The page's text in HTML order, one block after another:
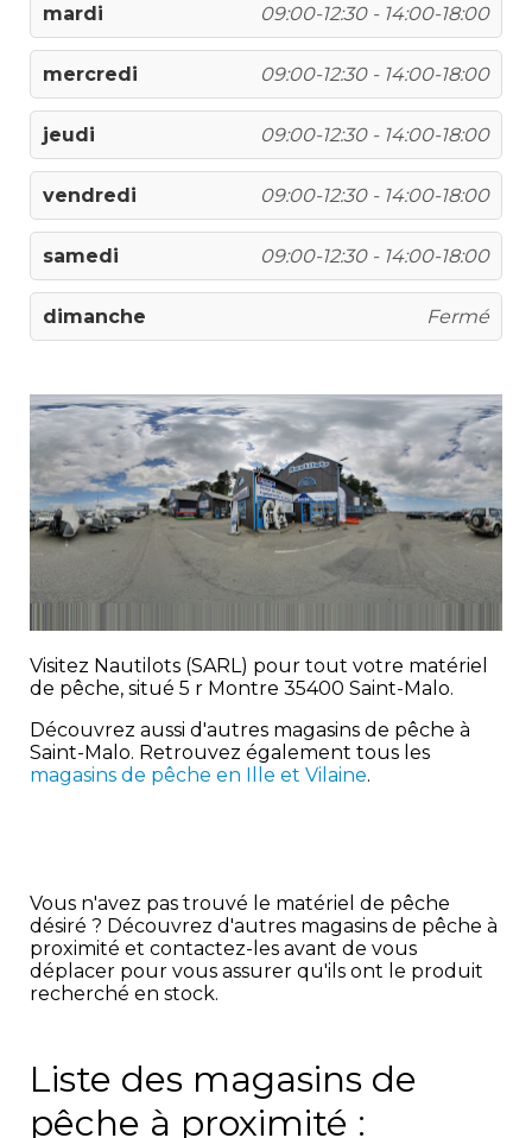
mardi 09:00-12:30 - 14:00-18:00
mercredi 09:00-12:30 - 14:00-18:00
jeudi 09:00-12:30 - 14:00-18:00
vendredi 09:00-12:30 - 14:00-18:00
samedi 09:00-12:30 - 14:00-18:00
dimanche Fermé
Visitez Nautilots (SARL) pour tout votre matériel
de pêche, situé 5 r Montre 35400 Saint-Malo.
Découvrez aussi d'autres magasins de pêche à
Saint-Malo. Retrouvez également tous les
magasins de pêche en Ille et Vilaine.
Vous n'avez pas trouvé le matériel de pêche
désiré ? Découvrez d'autres magasins de pêche à
proximité et contactez-les avant de vous
déplacer pour vous assurer qu'ils ont le produit
recherché en stock.
Liste des magasins de
pêche à proximité :